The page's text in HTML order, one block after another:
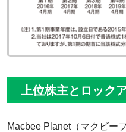
上位株主とロック
Macbee Planet（マクビー